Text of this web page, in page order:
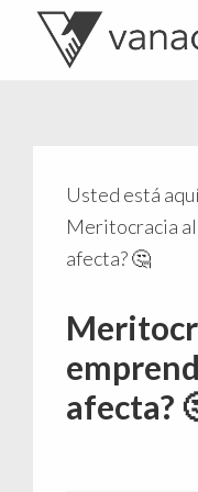
Usted está
Meritocracia al
afecta? 🤔
afecta?